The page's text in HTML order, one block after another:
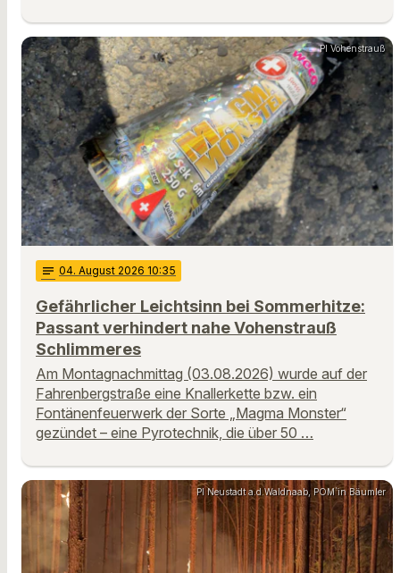
PI Vohenstrauß
notes 04. August 2026 10:35
Gefährlicher Leichtsinn bei Sommerhitze:
Passant verhindert nahe Vohenstrauß
Schlimmeres
Am Montagnachmittag (03.08.2026) wurde auf der
Fahrenbergstraße eine Knallerkette bzw. ein
Fontänenfeuerwerk der Sorte „Magma Monster“
gezündet – eine Pyrotechnik, die über 50 …
PI Neustadt a.d.Waldnaab, POM`in Bäumler